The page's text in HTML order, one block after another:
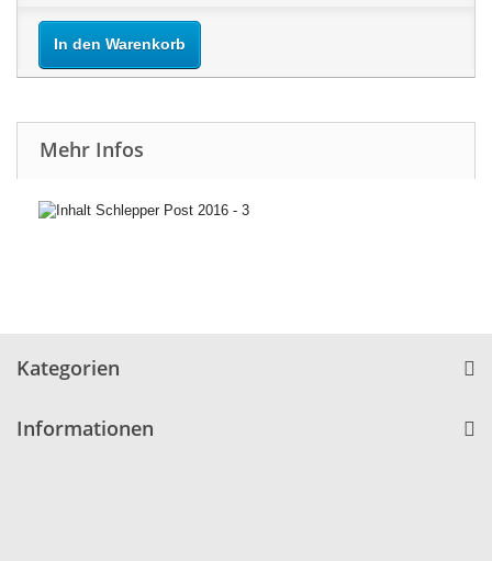
In den Warenkorb
Mehr Infos
Kategorien
Informationen